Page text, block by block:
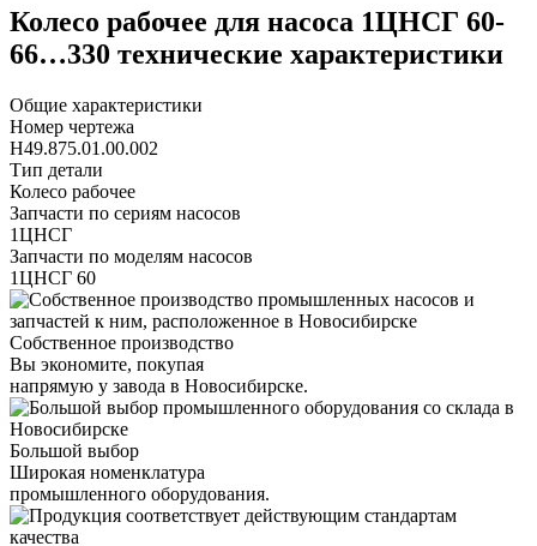
Колесо рабочее для насоса 1ЦНСГ 60-
66…330 технические характеристики
Общие характеристики
Номер чертежа
Н49.875.01.00.002
Тип детали
Колесо рабочее
Запчасти по сериям насосов
1ЦНСГ
Запчасти по моделям насосов
1ЦНСГ 60
Собственное производство
Вы экономите, покупая
напрямую у завода в Новосибирске.
Большой выбор
Широкая номенклатура
промышленного оборудования.